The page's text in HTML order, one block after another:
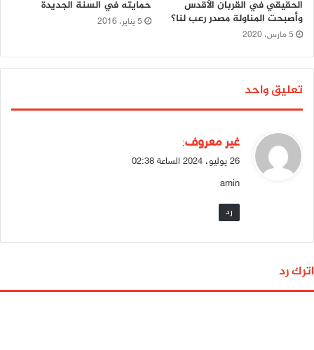
الحقيقي في القربان الأقدس
وأصبحت المناولة مصدر رعب لنا؟
5 مارس، 2020
حمايته في السنة الجديدة
5 يناير، 2016
تعليق واحد
ي
ق
ل
غير معروف:
26 يوليو، 2024 الساعة 02:38
amin
رد
اترك رد